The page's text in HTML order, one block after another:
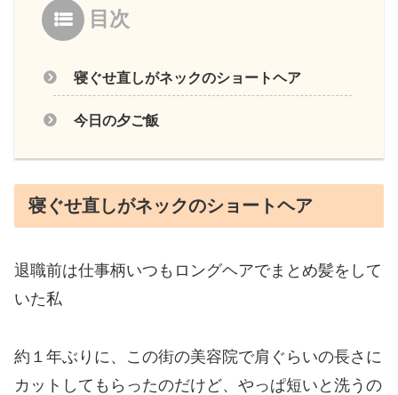
目次
寝ぐせ直しがネックのショートヘア
今日の夕ご飯
寝ぐせ直しがネックのショートヘア
退職前は仕事柄いつもロングヘアでまとめ髪をして
いた私
約１年ぶりに、この街の美容院で肩ぐらいの長さに
カットしてもらったのだけど、やっぱ短いと洗うの